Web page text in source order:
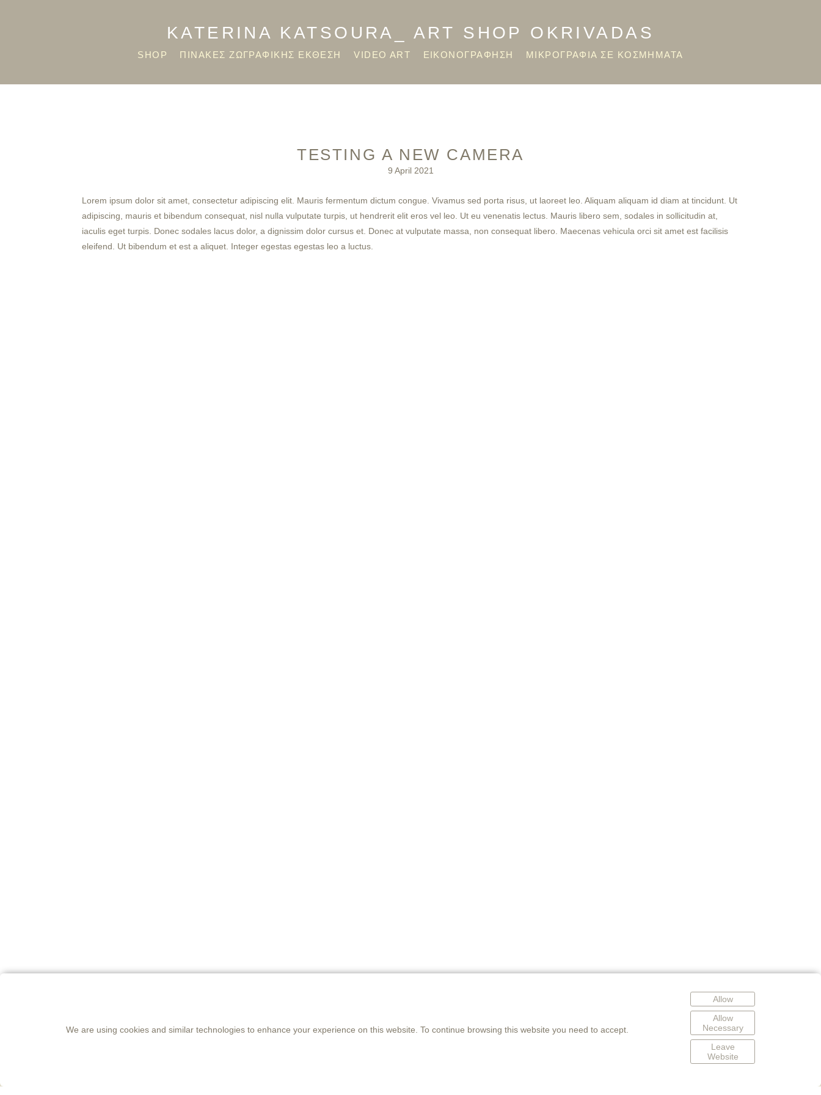
KATERINA KATSOURA_ ART SHOP OKRIVADAS
SHOP ΠΙΝΑΚΕΣ ΖΩΓΡΑΦΙΚΗΣ ΕΚΘΕΣΗ VIDEO ART ΕΙΚΟΝΟΓΡΑΦΗΣΗ ΜΙΚΡΟΓΡΑΦΙΑ ΣΕ ΚΟΣΜΗΜΑΤΑ
TESTING A NEW CAMERA
9 April 2021
Lorem ipsum dolor sit amet, consectetur adipiscing elit. Mauris fermentum dictum congue. Vivamus sed porta risus, ut laoreet leo. Aliquam aliquam id diam at tincidunt. Ut
adipiscing, mauris et bibendum consequat, nisl nulla vulputate turpis, ut hendrerit elit eros vel leo. Ut eu venenatis lectus. Mauris libero sem, sodales in sollicitudin at,
iaculis eget turpis. Donec sodales lacus dolor, a dignissim dolor cursus et. Donec at vulputate massa, non consequat libero. Maecenas vehicula orci sit amet est facilisis
eleifend. Ut bibendum et est a aliquet. Integer egestas egestas leo a luctus.
We are using cookies and similar technologies to enhance your experience on this website. To continue browsing this website you need to accept.
Allow
Allow
Necessary
Leave
Website